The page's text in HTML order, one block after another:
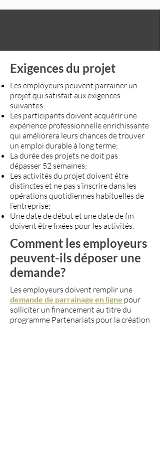
Exigences du projet
Les employeurs peuvent parrainer un
projet qui satisfait aux exigences
suivantes :
Les participants doivent acquérir une
expérience professionnelle enrichissante
qui améliorera leurs chances de trouver
un emploi durable à long terme;
La durée des projets ne doit pas
dépasser 52 semaines;
Les activités du projet doivent être
distinctes et ne pas s’inscrire dans les
opérations quotidiennes habituelles de
l’entreprise;
Une date de début et une date de fin
doivent être fixées pour les activités.
Comment les employeurs
peuvent-ils déposer une
demande?
Les employeurs doivent remplir une
demande de parrainage en ligne pour
solliciter un financement au titre du
programme Partenariats pour la création